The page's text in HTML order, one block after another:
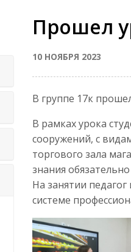
Прошел
10 НОЯБРЯ 2023
В группе 17к
В рамках урока
сооружений, с
торгового зала
знания
На занятии
системе